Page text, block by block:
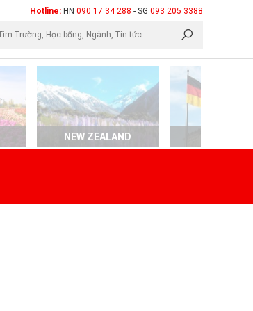
Hotline: HN 090 17 34 288 - SG 093 205 3388
NEW ZEALAND